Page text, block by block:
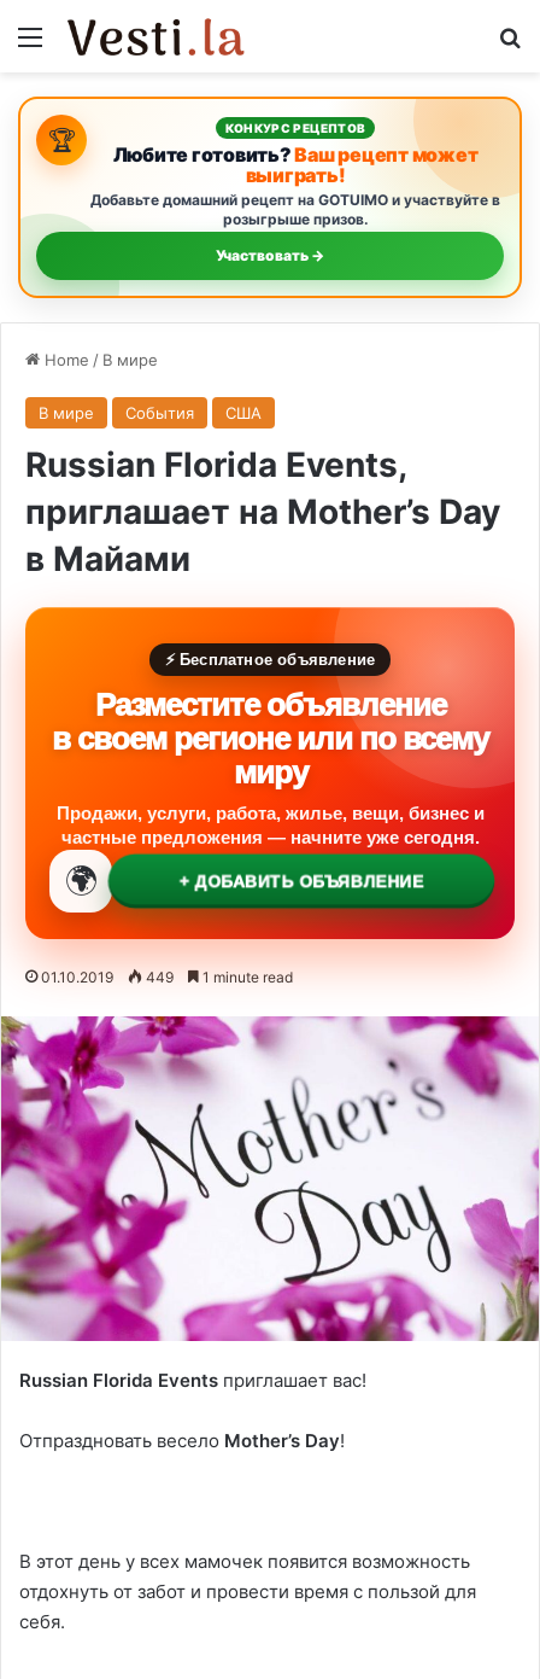
Menu
🏆 КОНКУРС РЕЦЕПТОВ
Любите готовить?Ваш рецепт может
выиграть!
Добавьте домашний рецепт на GOTUIMO и участвуйте в
розыгрыше призов.
Участвовать →
Home / В мире
В мире События США
Russian Florida Events,
приглашает на Mother’s Day
в Майами
⚡ Бесплатное объявление
Разместите объявление
в своем регионе или по всему
миру
Продажи, услуги, работа, жилье, вещи, бизнес и
частные предложения — начните уже сегодня.
🌍 + ДОБАВИТЬ ОБЪЯВЛЕНИЕ
01.10.2019 449 1 minute read
Russian Florida Events приглашает вас!
Отпраздновать весело Mother’s Day!
В этот день у всех мамочек появится возможность
отдохнуть от забот и провести время с пользой для
себя.